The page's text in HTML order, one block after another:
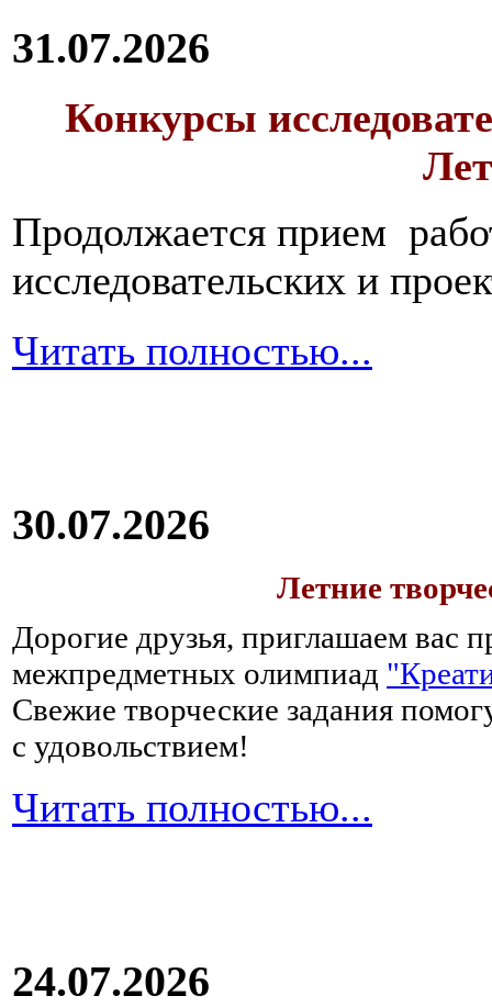
31.07.2026
Конкурсы
Продолжается прием
исследовательских и
Читать полностью...
30.07.2026
Летние
Дорогие друзья, приглашаем вас
межпредметных олимпиад
Свежие творческие задания
с удовольствием!
Читать полностью...
24.07.2026